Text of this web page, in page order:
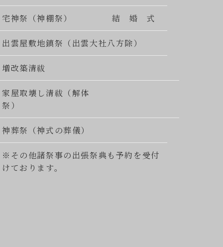
宅神祭（神棚祭） 結 婚 式
出雲屋敷地鎮祭（出雲大社八方除）
増改築清祓
家屋取壊し清祓（解体
祭）
神葬祭（神式の葬儀）
※その他諸祭事の出張祭典も予約を受付
けております。